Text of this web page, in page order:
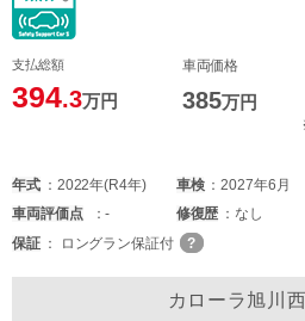
支払総額
394.3万円
車両価格
385万円
年式 2022年(R4年) 車検 2027年6月
車両評価点 - 修復歴 なし
保証
ロングラン保証付
カローラ旭川